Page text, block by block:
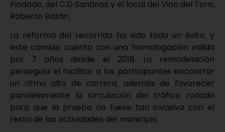
Pindado, del C.D Santinos y el local del Vino del Toro,
Roberto Bazán.
La reforma del recorrido ha sido todo un éxito, y
este cambio cuenta con una homologación valida
por 7 años desde el 2019. La remodelación
perseguía el facilitar a los participantes encontrar
un ritmo alto de carrera, además de favorecer
paralelamente la circulación del tráfico rodado
para que la prueba no fuese tan invasiva con el
resto de las actividades del municipio.